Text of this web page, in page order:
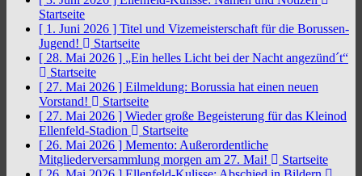
Startseite
[ 1. Juni 2026 ] Titel und Vizemeisterschaft für die Borussen-
Jugend!
Startseite
[ 28. Mai 2026 ] „Ein helles Licht bei der Nacht angezünd´t“
Startseite
[ 27. Mai 2026 ] Eilmeldung: Borussia hat einen neuen
Vorstand!
Startseite
[ 27. Mai 2026 ] Wieder große Begeisterung für das Kleinod
Ellenfeld-Stadion
Startseite
[ 26. Mai 2026 ] Memento: Außerordentliche
Mitgliederversammlung morgen am 27. Mai!
Startseite